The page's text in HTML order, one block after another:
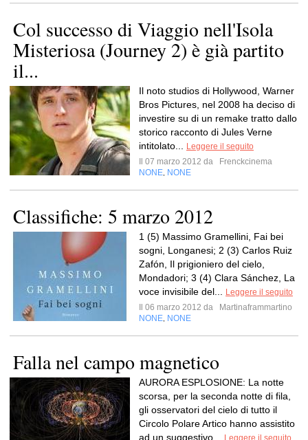
Col successo di Viaggio nell'Isola
Misteriosa (Journey 2) è già partito
il...
Il noto studios di Hollywood, Warner
Bros Pictures, nel 2008 ha deciso di
investire su di un remake tratto dallo
storico racconto di Jules Verne
intitolato...
Leggere il seguito
Il 07 marzo 2012 da
Frenckcinema
NONE NONE
Classifiche: 5 marzo 2012
1 (5) Massimo Gramellini, Fai bei
sogni, Longanesi; 2 (3) Carlos Ruiz
Zafón, Il prigioniero del cielo,
Mondadori; 3 (4) Clara Sánchez, La
voce invisibile del...
Leggere il seguito
Il 06 marzo 2012 da
Martinaframmartino
NONE NONE
Falla nel campo magnetico
AURORA ESPLOSIONE: La notte
scorsa, per la seconda notte di fila,
gli osservatori del cielo di tutto il
Circolo Polare Artico hanno assistito
ad un suggestivo...
Leggere il seguito